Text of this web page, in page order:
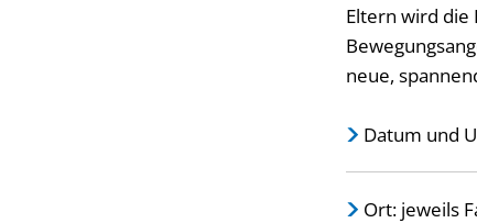
Eltern wird die
neue,
Datum und
Ort: jeweils